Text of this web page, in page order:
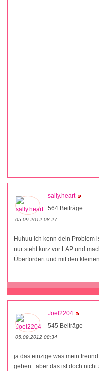
sally.heart
564 Beiträge
05.09.2012 08:27
Huhuu ich kenn dein Problem
nur steht kurz vor LAP und
Überfordert und mit den
Joel2204
545 Beiträge
05.09.2012 08:34
ja das einzige was mein
geben.. aber das ist doch nicht